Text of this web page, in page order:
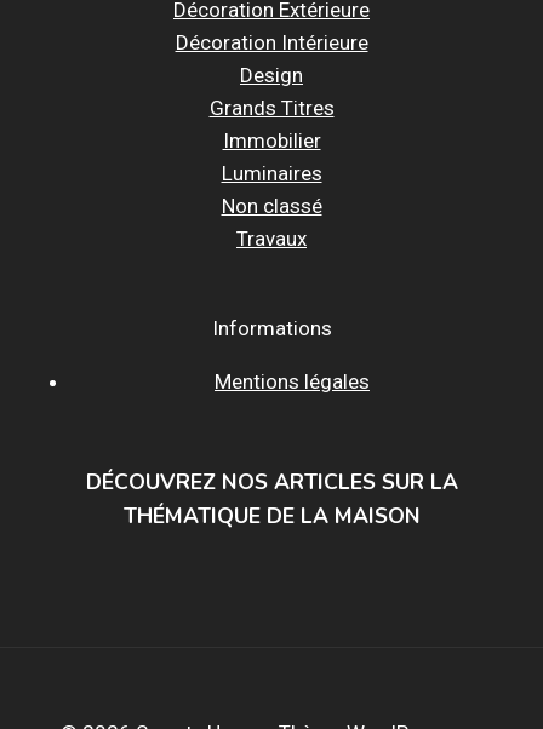
Décoration Extérieure
Décoration Intérieure
Design
Grands Titres
Immobilier
Luminaires
Non classé
Travaux
Informations
Mentions légales
DÉCOUVREZ NOS ARTICLES SUR LA
THÉMATIQUE DE LA MAISON